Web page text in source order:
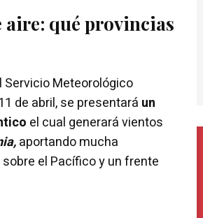
aire: qué provincias
Meteorológico
de abril, se presentará un
el cual generará vientos
aportando mucha
el Pacífico y un frente